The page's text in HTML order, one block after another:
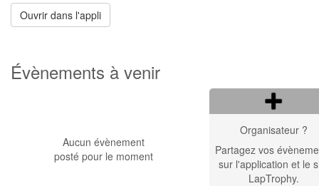
Ouvrir dans l'appli
Évènements à venir
Aucun évènement
posté pour le moment
Organisateur ?
Partagez vos
sur l'application et le
LapTrophy.